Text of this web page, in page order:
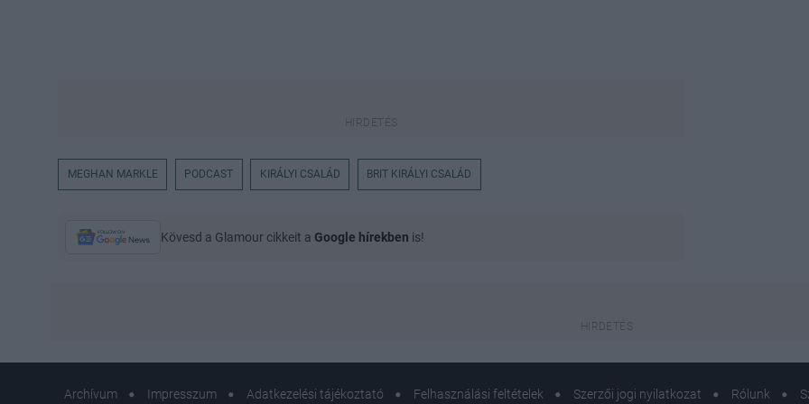
MEGHAN MARKLE PODCAST KIRÁLYI CSALÁD BRIT KIRÁLYI CSALÁD
Kövesd a Glamour cikkeit a Google hírekben is!
Archívum Impresszum Adatkezelési tájékoztató Felhasználási feltételek Szerzői jogi nyilatkozat Rólunk